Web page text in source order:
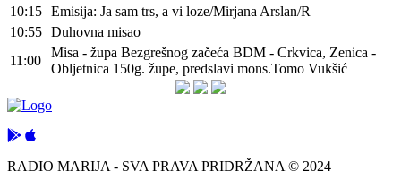
10:15 Emisija: Ja sam trs, a vi loze/Mirjana Arslan/R
10:55 Duhovna misao
11:00
Misa - župa Bezgrešnog začeća BDM - Crkvica, Zenica -
Obljetnica 150g. župe, predslavi mons.Tomo Vukšić
RADIO MARIJA - SVA PRAVA PRIDRŽANA © 2024